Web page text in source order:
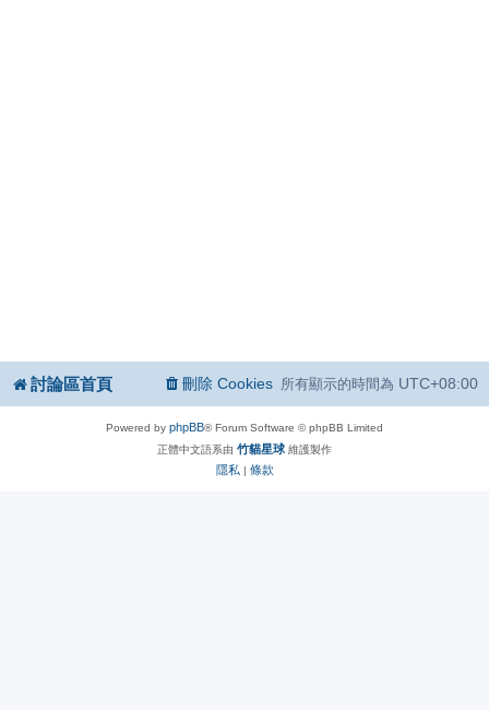
討論區首頁 所有顯示的時間為 UTC+08:00
刪除 Cookies
Powered by phpBB® Forum Software © phpBB Limited
正體中文語系由 竹貓星球 維護製作
隱私| 條款